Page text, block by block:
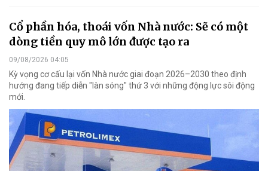
Cổ phần hóa, thoái vốn Nhà nước: Sẽ có một
dòng tiền quy mô lớn được tạo ra
09/08/2026 04:05
Kỳ vọng cơ cấu lại vốn Nhà nước giai đoạn 2026–2030 theo định
hướng đang tiếp diễn "làn sóng" thứ 3 với những động lực sôi động
mới.